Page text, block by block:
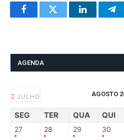
FacebookTwitter LinkedIn
AGENDA
JULHO AGOSTO
SEG TER QUA QUI
27 28 29 30